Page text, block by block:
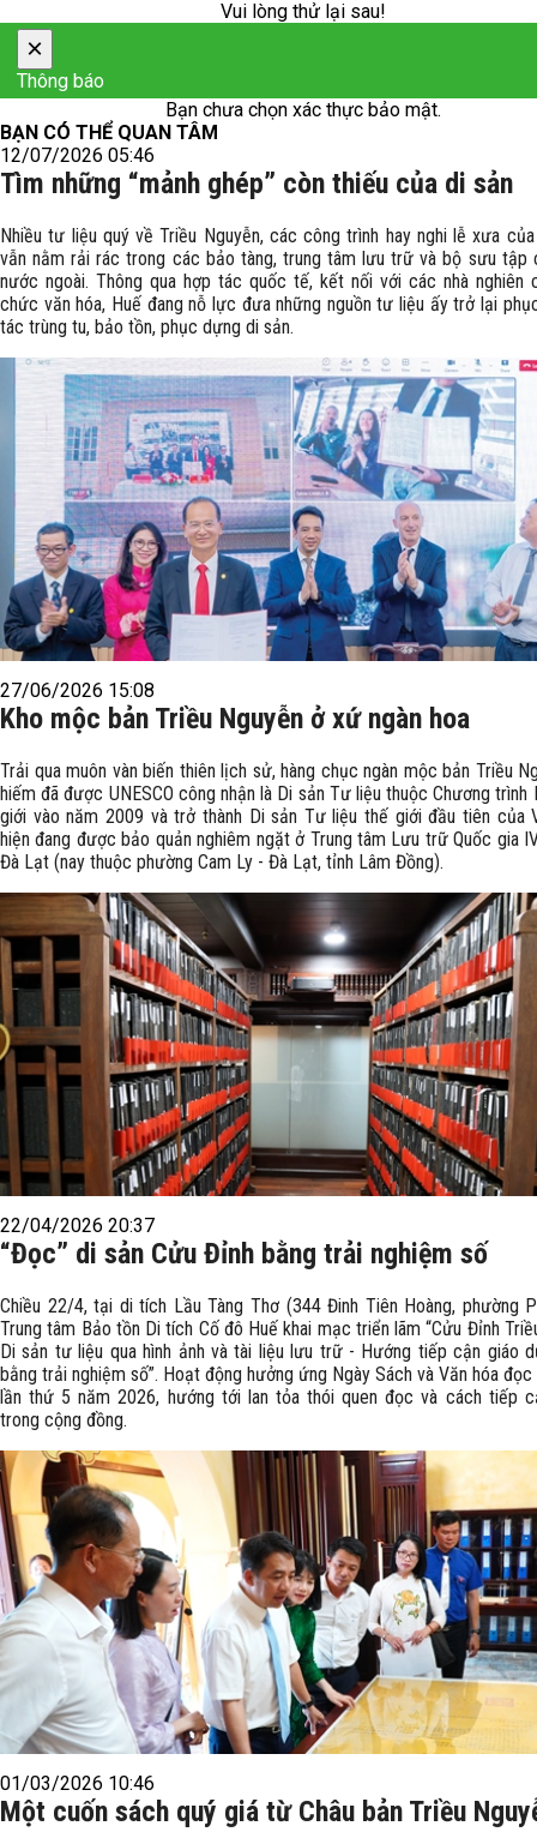
Vui lòng thử lại sau!
×
Thông báo
Bạn chưa chọn xác thực bảo mật.
BẠN CÓ THỂ QUAN TÂM
12/07/2026 05:46
Tìm những “mảnh ghép” còn thiếu của di sản
Nhiều tư liệu quý về Triều Nguyễn, các công trình hay nghi lễ xưa
vẫn nằm rải rác trong các bảo tàng, trung tâm lưu trữ và bộ sưu tập
nước ngoài. Thông qua hợp tác quốc tế, kết nối với các nhà nghiên
chức văn hóa, Huế đang nỗ lực đưa những nguồn tư liệu ấy trở lại
tác trùng tu, bảo tồn, phục dựng di sản.
27/06/2026 15:08
Kho mộc bản Triều Nguyễn ở xứ ngàn hoa
Trải qua muôn vàn biến thiên lịch sử, hàng chục ngàn mộc bản Triều
hiếm đã được UNESCO công nhận là Di sản Tư liệu thuộc Chương
giới vào năm 2009 và trở thành Di sản Tư liệu thế giới đầu tiên của
hiện đang được bảo quản nghiêm ngặt ở Trung tâm Lưu trữ Quốc gia
Đà Lạt (nay thuộc phường Cam Ly - Đà Lạt, tỉnh Lâm Đồng).
22/04/2026 20:37
“Đọc” di sản Cửu Đỉnh bằng trải nghiệm số
Chiều 22/4, tại di tích Lầu Tàng Thơ (344 Đinh Tiên Hoàng, phường
Trung tâm Bảo tồn Di tích Cố đô Huế khai mạc triển lãm “Cửu Đỉnh
Di sản tư liệu qua hình ảnh và tài liệu lưu trữ - Hướng tiếp cận giáo
bằng trải nghiệm số”. Hoạt động hưởng ứng Ngày Sách và Văn hóa
lần thứ 5 năm 2026, hướng tới lan tỏa thói quen đọc và cách tiếp
trong cộng đồng.
01/03/2026 10:46
Một cuốn sách quý giá từ Châu bản Triều